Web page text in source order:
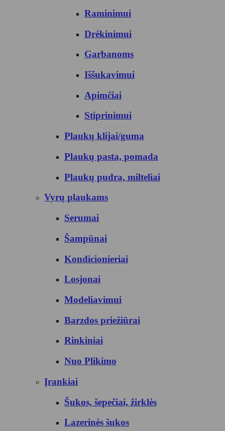
Raminimui
Drėkinimui
Garbanoms
Iššukavimui
Apimčiai
Stiprinimui
Plaukų klijai/guma
Plaukų pasta, pomada
Plaukų pudra, milteliai
Vyrų plaukams
Serumai
Šampūnai
Kondicionieriai
Losjonai
Modeliavimui
Barzdos priežiūrai
Rinkiniai
Nuo Plikimo
Įrankiai
Šukos, šepečiai, žirklės
Lazerinės šukos